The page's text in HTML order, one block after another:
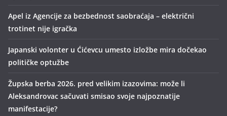
Apel iz Agencije za bezbednost saobraćaja – električni
trotinet nije igračka
Japanski volonter u Ćićevcu umesto izložbe mira dočekao
političke optužbe
Župska berba 2026. pred velikim izazovima: može li
Aleksandrovac sačuvati smisao svoje najpoznatije
manifestacije?